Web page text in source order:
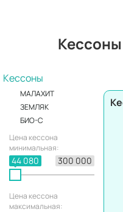
Кессоны
МАЛАХИТ
ЗЕМЛЯК
БИО-С
Цена кессона
минимальная:
300 000
44 080
Цена кессона
максимальная: